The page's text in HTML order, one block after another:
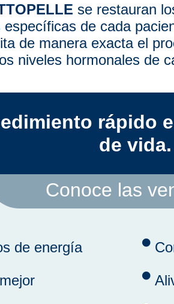
se restauran
de cada
de manera exacta el
niveles hormonales de
rápido
de vida.
Conoce las
de energía